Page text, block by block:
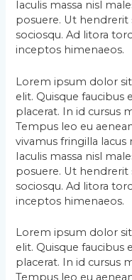
Iaculis massa nisl
posuere. Ut hendrerit
sociosqu. Ad litora
inceptos himenaeos.
Lorem ipsum dolor
elit. Quisque faucibus
placerat. In id cursus
Tempus leo eu
vivamus fringilla
Iaculis massa nisl
posuere. Ut hendrerit
sociosqu. Ad litora
inceptos himenaeos.
Lorem ipsum dolor
elit. Quisque faucibus
placerat. In id cursus
Tempus leo eu